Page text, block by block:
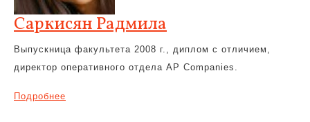
Саркисян Радмила
Выпускница факультета 2008 г., диплом с отличием,
директор оперативного отдела AP Companies.
Подробнее